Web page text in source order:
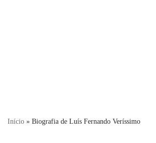
Início » Biografia de Luís Fernando Veríssimo